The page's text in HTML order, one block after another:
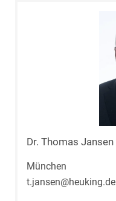
Dr. Thomas Jansen
München
t.jansen@heuking.de